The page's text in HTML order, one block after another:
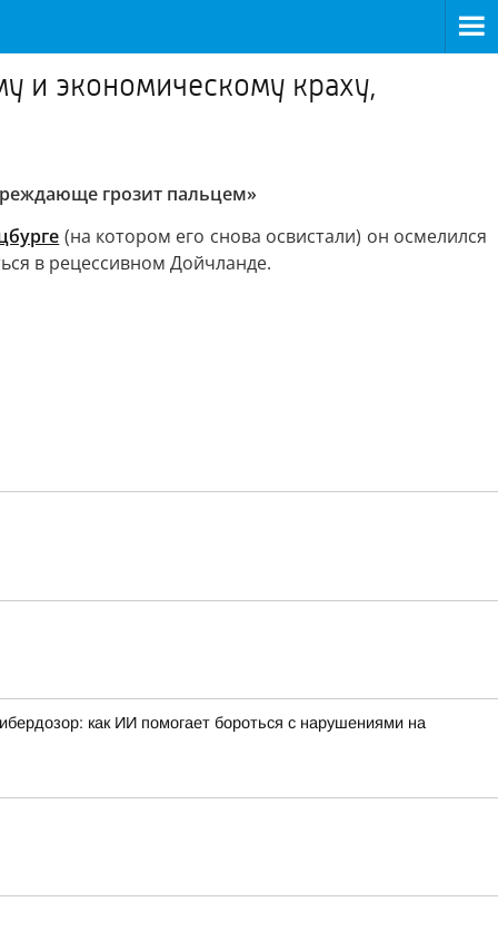
и экономическому краху,
грозит пальцем»
(на котором его снова освистали) он осмелился
в рецессивном Дойчланде.
как ИИ помогает бороться с нарушениями на